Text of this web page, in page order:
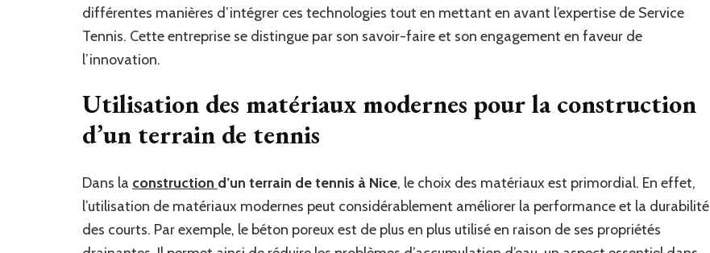
terrain
tennis
différentes manières d’intégrer ces technologies tout en mettant en avant l’expertise de Service
Tennis. Cette entreprise se distingue par son savoir-faire et son engagement en faveur de
l’innovation.
Utilisation des matériaux modernes pour la construction
d’un terrain de tennis
Dans la construction d’un terrain de tennis à Nice, le choix des matériaux est primordial. En effet,
l’utilisation de matériaux modernes peut considérablement améliorer la performance et la durabilité
des courts. Par exemple, le béton poreux est de plus en plus utilisé en raison de ses propriétés